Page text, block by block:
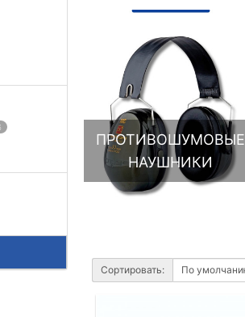
ПРОТИВОШУМОВЫЕ
НАУШНИКИ
Сортировать: